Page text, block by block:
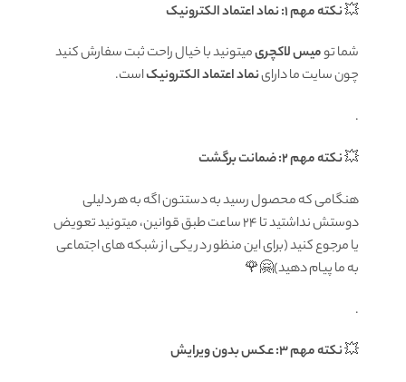
💥نکته مهم 1: نماد اعتماد الکترونیک
شما تومیس لاکچریمیتونید با خیال راحت ثبت سفارش کنید
چون سایت ما داراینماد اعتماد الکترونیکاست.
.
💥نکته مهم 2: ضمانت برگشت
هنگامی که محصول رسید به دستتون اگه به هر دلیلی
دوستش نداشتید تا ۲۴ ساعت طبق قوانین، میتونید تعویض
یا مرجوع کنید (برای این منظور در یکی از شبکه های اجتماعی
به ما پیام دهید)🤗🌹
.
💥نکته مهم 3: عکس بدون ویرایش